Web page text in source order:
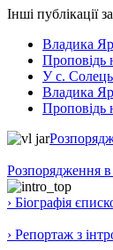
Інші публікації
Владика
Проповідь
У с. Солець
Владика
Проповідь
Розпорядження в
› Біографія
› Репортаж з